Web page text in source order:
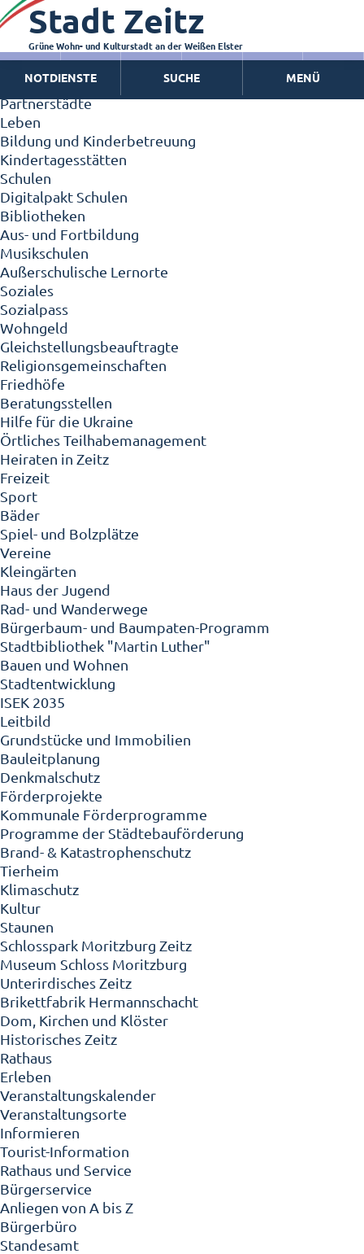
Zeitz - Die Kleinstadt
Willkommen in Zeitz!
Interview mit Oberbürgermeister Christian Thieme
Zeitz - Stadt der Zukunft
Ortschaften
Partnerstädte
Leben
Bildung und Kinderbetreuung
Kindertagesstätten
Schulen
Digitalpakt Schulen
Bibliotheken
Aus- und Fortbildung
Musikschulen
Außerschulische Lernorte
Soziales
Sozialpass
Wohngeld
Gleichstellungsbeauftragte
Religionsgemeinschaften
Friedhöfe
Beratungsstellen
Hilfe für die Ukraine
Örtliches Teilhabemanagement
Heiraten in Zeitz
Freizeit
Sport
Bäder
Spiel- und Bolzplätze
Vereine
Kleingärten
Haus der Jugend
Rad- und Wanderwege
Bürgerbaum- und Baumpaten-Programm
Stadtbibliothek "Martin Luther"
Bauen und Wohnen
Stadtentwicklung
ISEK 2035
Leitbild
Grundstücke und Immobilien
Bauleitplanung
Denkmalschutz
Förderprojekte
Kommunale Förderprogramme
Programme der Städtebauförderung
Brand- & Katastrophenschutz
Tierheim
Klimaschutz
Kultur
Staunen
Schlosspark Moritzburg Zeitz
Museum Schloss Moritzburg
Unterirdisches Zeitz
Brikettfabrik Hermannschacht
Dom, Kirchen und Klöster
Historisches Zeitz
Rathaus
Erleben
Veranstaltungskalender
Veranstaltungsorte
Informieren
Tourist-Information
Rathaus und Service
Bürgerservice
Anliegen von A bis Z
Bürgerbüro
Standesamt
Stadt Zeitz
Grüne Wohn- und Kulturstadt an der Weißen Elster
NOTDIENSTE SUCHE MENÜ